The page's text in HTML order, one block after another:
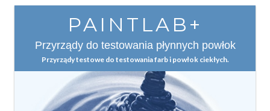
PAINTLAB+
Przyrządy do testowania płynnych powłok
Przyrządy testowe do testowania farb i powłok ciekłych.